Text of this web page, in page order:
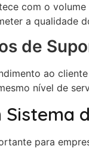
com o
a qualidade
de
ao
nível de
para